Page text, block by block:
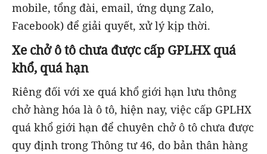
mobile, tổng đài, email, ứng dụng Zalo,
Facebook) để giải quyết, xử lý kịp thời.
Xe chở ô tô chưa được cấp GPLHX quá
khổ, quá hạn
Riêng đối với xe quá khổ giới hạn lưu thông
chở hàng hóa là ô tô, hiện nay, việc cấp GPLHX
quá khổ giới hạn để chuyên chở ô tô chưa được
quy định trong Thông tư 46, do bản thân hàng